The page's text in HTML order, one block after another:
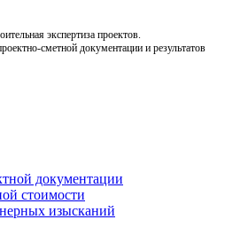
экспертиза проектов.
сметной документации и результатов
документации
стоимости
изысканий